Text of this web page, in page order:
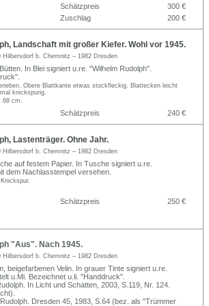
Schätzpreis
300 €
Zuschlag
200 €
Landschaft mit großer Kiefer. Wohl vor 1945.
Hilbersdorf b. Chemnitz – 1982 Dresden
In Blei signiert u.re. "Wilhelm Rudolph".
Obere Blattkante etwas stockfleckig. Blattecken leicht
knickspurig.
68 cm.
Schätzpreis 240 €
Lastenträger. Ohne Jahr.
Hilbersdorf b. Chemnitz – 1982 Dresden
auf festem Papier. In Tusche signiert u.re.
dem Nachlasstempel versehen.
Schätzpreis 250 €
"Aus". Nach 1945.
Hilbersdorf b. Chemnitz – 1982 Dresden
beigefarbenen Velin. In grauer Tinte signiert u.re.
u.Mi. Bezeichnet u.li. "Handdruck".
In Licht und Schatten, 2003, S.119, Nr. 124.
Dresden 45, 1983, S.64 (bez. als "Trümmer